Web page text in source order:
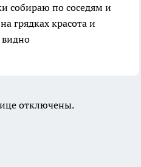
собираю по соседям и
грядках красота и
видно
отключены.